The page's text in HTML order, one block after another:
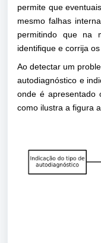
permite que
mesmo falhas
permitindo que na
identifique e corrija
Ao detectar um
autodiagnóstico e
onde é apresentado
como ilustra a figura